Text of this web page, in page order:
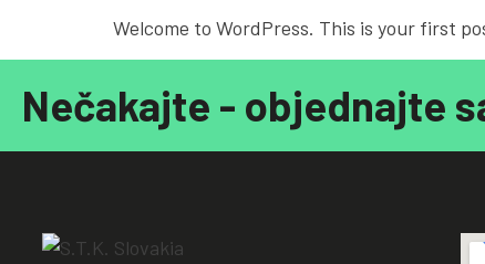
Welcome to WordPress. This is your first
Nečakajte - objednajte